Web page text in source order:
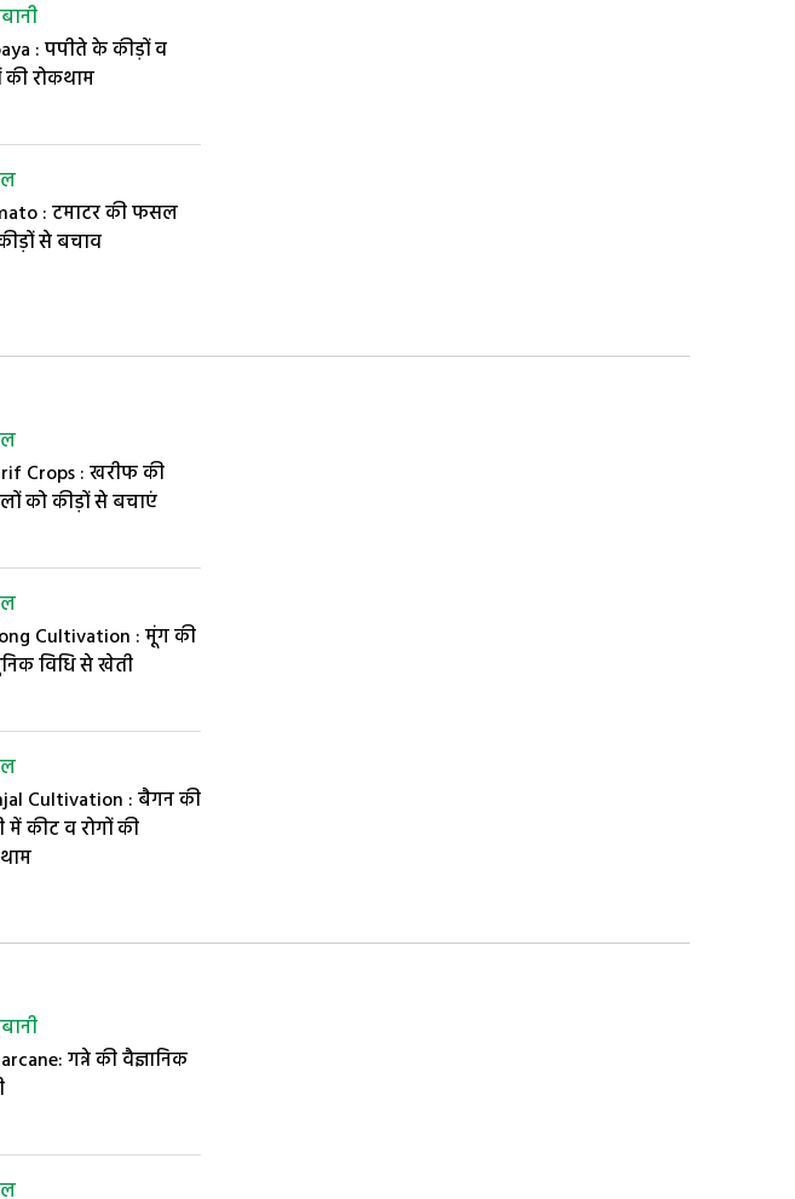
: पपीते के कीड़ों व
की रोकथाम
: टमाटर की फसल
से बचाव
Crops : खरीफ की
को कीड़ों से बचाएं
Cultivation : मूंग की
विधि से खेती
Cultivation : बैगन की
कीट व रोगों की
गन्ने की वैज्ञानिक